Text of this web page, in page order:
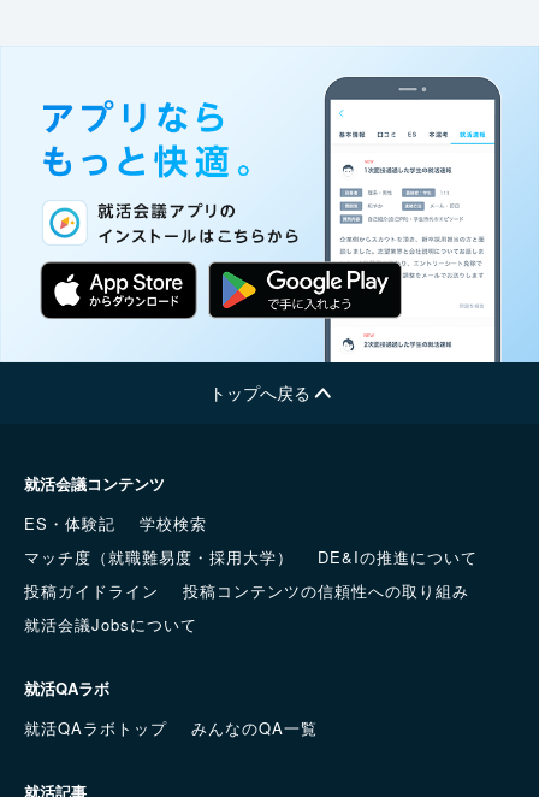
トップへ戻る
就活会議コンテンツ
ES・体験記
学校検索
マッチ度（就職難易度・採用大学）
DE&Iの推進について
投稿ガイドライン
投稿コンテンツの信頼性への取り組み
就活会議Jobsについて
就活QAラボ
就活QAラボトップ
みんなのQA一覧
就活記事